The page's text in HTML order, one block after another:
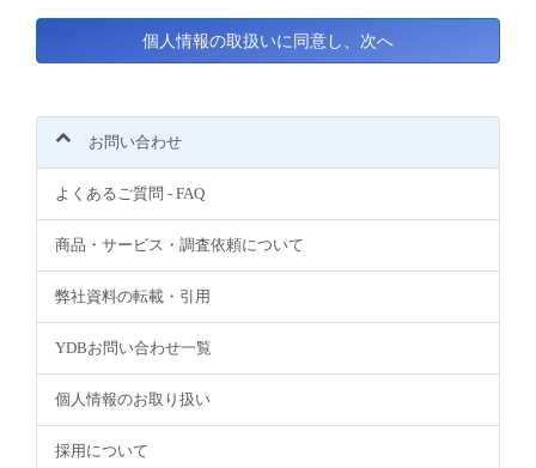
お問い合わせ
よくあるご質問 - FAQ
商品・サービス・調査依頼について
弊社資料の転載・引用
YDBお問い合わせ一覧
個人情報のお取り扱い
採用について